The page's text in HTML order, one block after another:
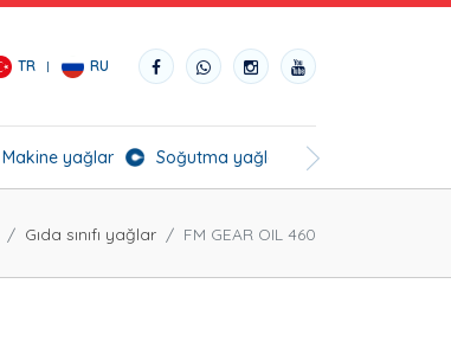
TR RU
Makine yağları Soğutma yağları BioGrade Yağlar
Gıda sınıfı yağlar FM GEAR OIL 460